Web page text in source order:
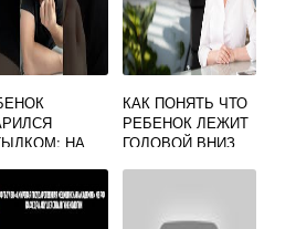
НА
КАК ПОНЯТЬ ЧТО
РЕБЕНОК ЛЕЖИТ
ГОЛОВОЙ ВНИЗ